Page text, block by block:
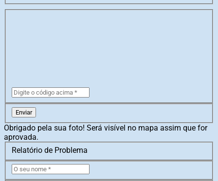
Enviar
Obrigado pela sua foto! Será visível no mapa assim que for
aprovada.
Relatório de Problema